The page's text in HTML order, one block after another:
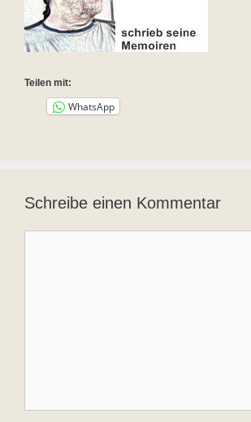
Teilen mit:
WhatsApp
Schreibe einen Kommentar